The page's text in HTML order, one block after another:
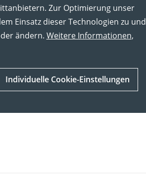
Zur Optimierung unser
Einsatz dieser Technologien zu und
ändern. Weitere Informationen,
Individuelle Cookie-Einstellungen